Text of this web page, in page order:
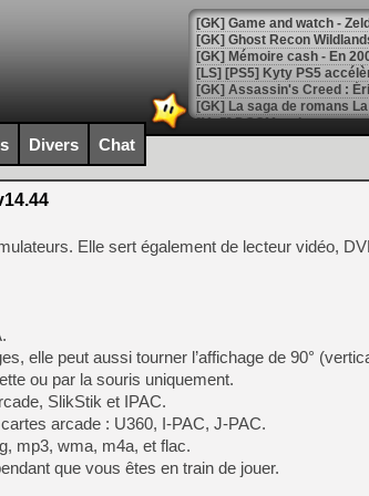
[Mo5] DOOM arrive en
[GK] Bethesda fête les 30
[GK] Roblox : l'action en
[GK] Agenda - GeForce
[GK] Devolver Digital en a
[LS] [PS5] ps5-y2jb-
[GK] Pourquoi Marvel
[GK] Test : Restory : Chill
[GK] GTA 6 : Rockstar
[GK] Hot Wheels Infinite
[GK] Mémoire cash -
[GK] Résultats Nintendo :
[GK] Déjà des
[Mo5] Brickboy cherche à
[GK] Minecraft et ses «
Divers Chat
Elle sert également de lecteur vidéo,
elle peut aussi tourner l’affichage de 90°
ou par la souris uniquement.
SlikStik et IPAC.
arcade : U360, I-PAC, J-PAC.
mp3, wma, m4a, et flac.
que vous êtes en train de jouer.